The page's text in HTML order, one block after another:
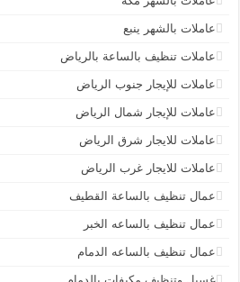
عاملات بالشهر ينبع
عاملات تنظيف بالساعة بالرياض
عاملات للإيجار جنوب الرياض
عاملات للإيجار شمال الرياض
عاملات للايجار شرق الرياض
عاملات للايجار غرب الرياض
عمال تنظيف بالساعة القطيف
عمال تنظيف بالساعه الخبر
عمال تنظيف بالساعه الدمام